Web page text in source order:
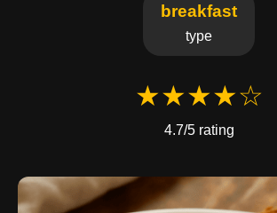
breakfast
type
★★★★☆
4.7/5 rating